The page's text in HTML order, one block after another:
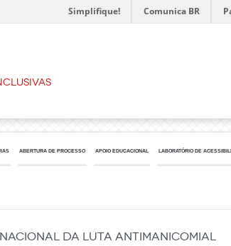
Simplifique! Comunica BR
ABERTURA DE PROCESSO APOIO EDUCACIONAL LABORATÓRIO DE
da Luta Antimanicomial